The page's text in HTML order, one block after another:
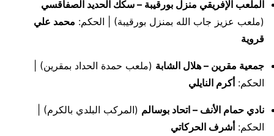
الملعب الإفريقي منزل بورقيبة – سكك الحديد الصفاقسي
(ملعب عزيز جاب الله بمنزل بورقيبة) | الحكم: محمد علي
قروية
جمعية مقرين – هلال الشابة (ملعب حمدة الحداد بمقرين) |
الحكم:أكرم النايلي
نادي حمام الأنف – اتحاد بوسالم (المركب البلدي بالكرم) |
الحكم:أشرف الحركاتي